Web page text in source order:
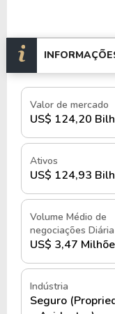
O porte
apólices ativas,
emitidos e uma
em todo o
posicionando a
seguradoras de
volume de
A estrutura
de subscrição,
sinistros, com
Village, Ohio,
regionais,
sinistros e
pessoais,
presença em
Valor de mercado
US$ 124,20
Ativos
US$ 124,93
Volume Médio de
negociações Diária
US$ 3,47
Indústria
Seguro